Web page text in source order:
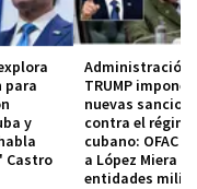
para
y
Castro
Administración
TRUMP impone
nuevas
contra el
cubano: OFAC
a López Miera y
entidades